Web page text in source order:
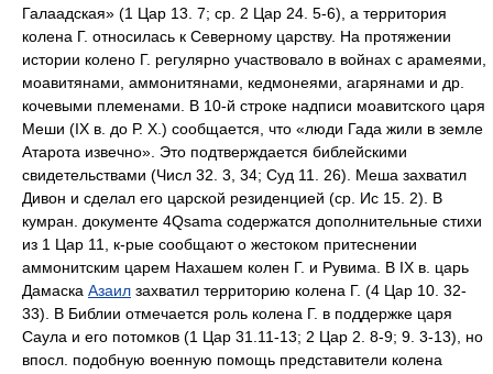
Галаадская» (1 Цар 13. 7; ср. 2 Цар 24. 5-6), а территория
колена Г. относилась к Северному царству. На протяжении
истории колено Г. регулярно участвовало в войнах с арамеями,
моавитянами, аммонитянами, кедмонеями, агарянами и др.
кочевыми племенами. В 10-й строке надписи моавитского царя
Меши (IX в. до Р. Х.) сообщается, что «люди Гада жили в земле
Атарота извечно». Это подтверждается библейскими
свидетельствами (Числ 32. 3, 34; Суд 11. 26). Меша захватил
Дивон и сделал его царской резиденцией (ср. Ис 15. 2). В
кумран. документе 4Qsama содержатся дополнительные стихи
из 1 Цар 11, к-рые сообщают о жестоком притеснении
аммонитским царем Нахашем колен Г. и Рувима. В IX в. царь
Дамаска Азаил захватил территорию колена Г. (4 Цар 10. 32-
33). В Библии отмечается роль колена Г. в поддержке царя
Саула и его потомков (1 Цар 31.11-13; 2 Цар 2. 8-9; 9. 3-13), но
впосл. подобную военную помощь представители колена